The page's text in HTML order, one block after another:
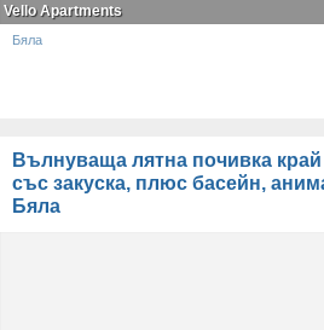
Vello Apartments
Бяла
Вълнуваща лятна почивка
със закуска, плюс басейн,
Бяла